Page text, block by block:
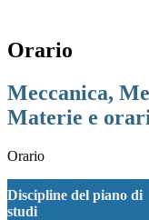
Orario
Meccanica,
Materie e
Orario
Discipline del piano di
studi